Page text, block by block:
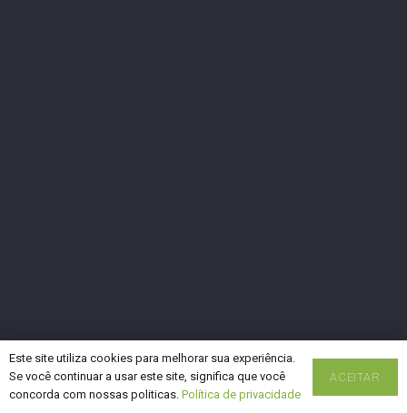
Este site utiliza cookies para melhorar sua experiência.
Se você continuar a usar este site, significa que você
concorda com nossas politicas. Política de privacidade
ACEITAR